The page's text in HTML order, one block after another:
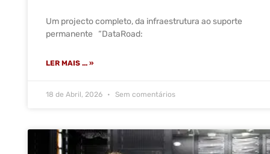
Um projecto completo, da infraestrutura ao suporte
permanente “DataRoad:
LER MAIS ... »
18 de Abril, 2026 Sem comentários